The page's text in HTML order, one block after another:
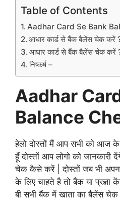
Table of Contents
Aadhar Card Se Bank
आधार कार्ड से बैंक बैलेंस चेक करें
आधार कार्ड से बैंक बैलेंस चेक करें
निष्कर्ष –
Aadhar
Balance
हेलो दोस्तों मैं आप सभी को आज
हूँ दोस्तों आप लोगो को
चेक कैसे करें | दोस्तों जब भी
के लिए चाहते है तो बैंक या प्रज्ञा
बी सभी बैंक में खाता का बैलेंस